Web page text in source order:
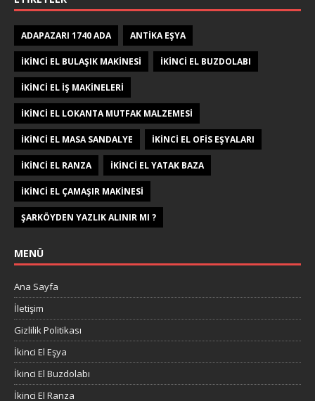
ADAPAZARI 1740 ADA ANTIKA EŞYA
IKINCI EL BULAŞIK MAKINESI IKINCI EL BUZDOLABI
IKINCI EL IŞ MAKINELERI
IKINCI EL LOKANTA MUTFAK MALZEMESI
IKINCI EL MASA SANDALYE IKINCI EL OFIS EŞYALARI
IKINCI EL RANZA IKINCI EL YATAK BAZA
IKINCI EL ÇAMAŞIR MAKINESI
ŞARKÖYDEN YAZLIK ALINIR MI ?
MENÜ
Ana Sayfa
İletişim
Gizlilik Politikası
İkinci El Eşya
İkinci El Buzdolabı
İkinci El Ranza